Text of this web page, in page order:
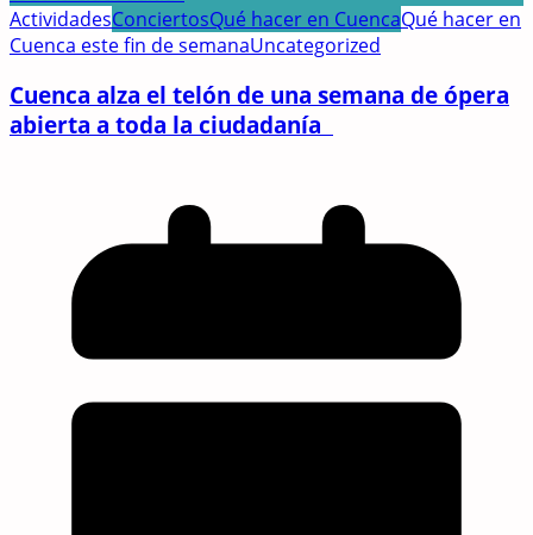
ActividadesConciertosQué hacer en CuencaQué hacer en
Cuenca este fin de semanaUncategorized
Cuenca alza el telón de una semana de ópera
abierta a toda la ciudadanía